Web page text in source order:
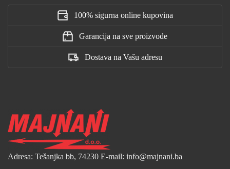
100% sigurna online kupovina
Garancija na sve proizvode
Dostava na Vašu adresu
Adresa: Tešanjka bb, 74230 E-mail: info@majnani.ba